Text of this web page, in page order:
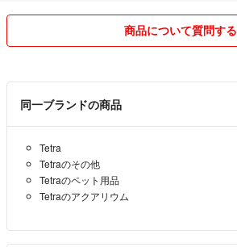
商品について質問する
同一ブランドの商品
Tetra
Tetraのその他
Tetraのペット用品
Tetraのアクアリウム